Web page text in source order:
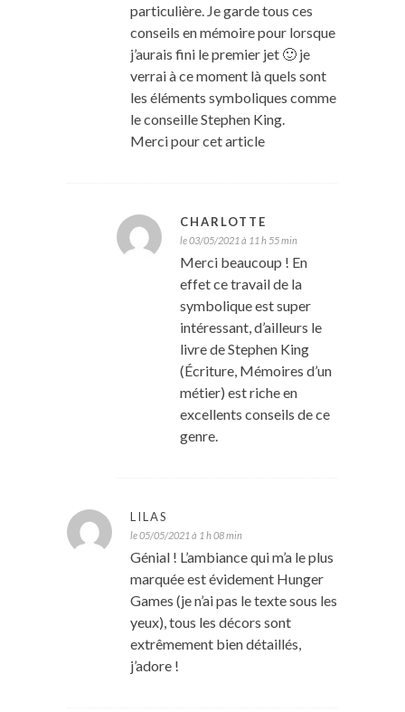
particulière. Je garde tous ces
conseils en mémoire pour lorsque
j’aurais fini le premier jet 🙂 je
verrai à ce moment là quels sont
les éléments symboliques comme
le conseille Stephen King.
Merci pour cet article
CHARLOTTE
le 03/05/2021 à 11 h 55 min
Merci beaucoup ! En
effet ce travail de la
symbolique est super
intéressant, d’ailleurs le
livre de Stephen King
(Écriture, Mémoires d’un
métier) est riche en
excellents conseils de ce
genre.
LILAS
le 05/05/2021 à 1 h 08 min
Génial ! L’ambiance qui m’a le plus
marquée est évidement Hunger
Games (je n’ai pas le texte sous les
yeux), tous les décors sont
extrêmement bien détaillés,
j’adore !